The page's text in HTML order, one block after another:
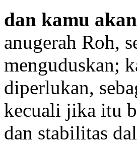
dan kamu
anugerah Roh,
menguduskan;
diperlukan,
kecuali jika itu
dan stabilitas